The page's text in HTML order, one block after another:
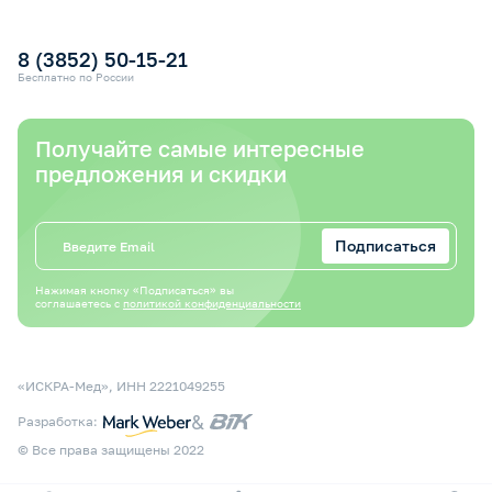
8 (3852) 50-15-21
Бесплатно по России
Получайте самые интересные
предложения и скидки
Подписаться
Нажимая кнопку «Подписаться» вы
соглашаетесь с политикой конфиденциальности
«ИСКРА-Мед», ИНН 2221049255
Разработка: &
© Все права защищены 2022